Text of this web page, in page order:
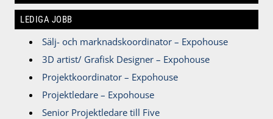
LEDIGA JOBB
Sälj- och marknadskoordinator – Expohouse
3D artist/ Grafisk Designer – Expohouse
Projektkoordinator – Expohouse
Projektledare – Expohouse
Senior Projektledare till Five